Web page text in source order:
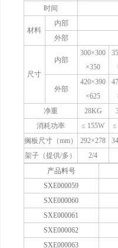
时间
材料
内部
外部
尺寸
内部
300×300
×350
外部
420×390
×625
净重
28KG
消耗功率
≤ 155W
≤
搁板尺寸（mm）
292×278
架子（提供/多）
2/4
产品料号
SXE000059
SXE000060
SXE000061
SXE000062
SXE000063